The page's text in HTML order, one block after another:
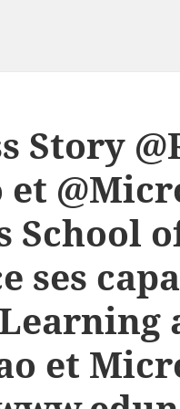
Story
School
ses
et